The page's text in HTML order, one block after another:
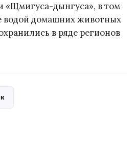
«Щмигуса-дынгуса», в том
водой домашних животных
в ряде регионов